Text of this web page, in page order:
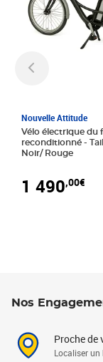
Nouvelle Attitude
Vélo électrique du
reconditionné - Taille normale -
Noir/ Rouge
1 490,00€
Nos
Proche de
Localiser